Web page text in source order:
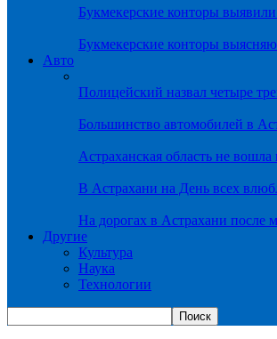
Букмекерские конторы
Букмекерские конторы
Авто
Полицейский назвал четыре
Большинство автомобилей в
Астраханская область не
В Астрахани на День всех
На дорогах в Астрахани после
Другие
Культура
Наука
Технологии